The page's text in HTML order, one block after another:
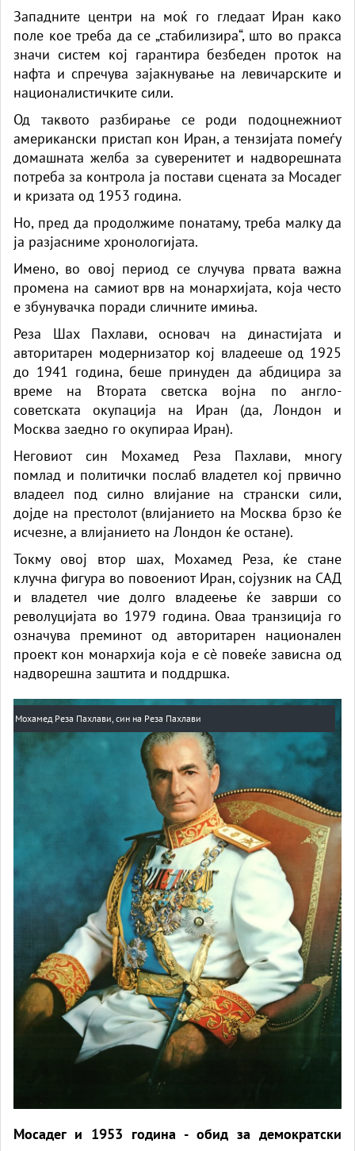
Западните центри на моќ го гледаат Иран како
поле кое треба да се „стабилизира“, што во пракса
значи систем кој гарантира безбеден проток на
нафта и спречува зајакнување на левичарските и
националистичките сили.
Од таквото разбирање се роди подоцнежниот
американски пристап кон Иран, а тензијата помеѓу
домашната желба за суверенитет и надворешната
потреба за контрола ја постави сцената за Мосадег
и кризата од 1953 година.
Но, пред да продолжиме понатаму, треба малку да
ја разјасниме хронологијата.
Имено, во овој период се случува првата важна
промена на самиот врв на монархијата, која често
е збунувачка поради сличните имиња.
Реза Шах Пахлави, основач на династијата и
авторитарен модернизатор кој владееше од 1925
до 1941 година, беше принуден да абдицира за
време на Втората светска војна по англо-
советската окупација на Иран (да, Лондон и
Москва заедно го окупираа Иран).
Неговиот син Мохамед Реза Пахлави, многу
помлад и политички послаб владетел кој првично
владеел под силно влијание на странски сили,
дојде на престолот (влијанието на Москва брзо ќе
исчезне, а влијанието на Лондон ќе остане).
Токму овој втор шах, Мохамед Реза, ќе стане
клучна фигура во повоениот Иран, сојузник на САД
и владетел чие долго владеење ќе заврши со
револуцијата во 1979 година. Оваа транзиција го
означува преминот од авторитарен национален
проект кон монархија која е сè повеќе зависна од
надворешна заштита и поддршка.
Мохамед Реза Пахлави, син на Реза Пахлави
Мосадег и 1953 година - обид за демократски